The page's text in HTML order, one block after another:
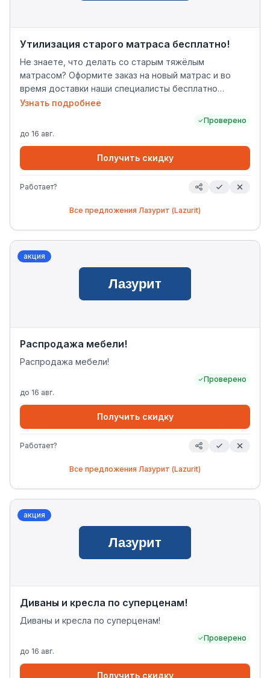
Утилизация старого матраса бесплатно!
Не знаете, что делать со старым тяжёлым
матрасом? Оформите заказ на новый матрас и во
время доставки наши специалисты бесплатно
заберут ваш старый матрас для дальнейшей
Узнать подробнее
Проверено
до 16 авг.
Получить скидку
Работает?
Все предложения Лазурит (Lazurit)
акция
Распродажа мебели!
Распродажа мебели!
Проверено
до 16 авг.
Получить скидку
Работает?
Все предложения Лазурит (Lazurit)
акция
Диваны и кресла по суперценам!
Диваны и кресла по суперценам!
Проверено
до 16 авг.
Получить скидку